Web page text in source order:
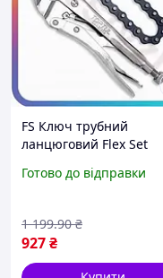
FS Ключ трубний
ланцюговий Flex Set
сантехніків та механіків
SET18-F
Готово до відправки
927₴
1 199.90 ₴